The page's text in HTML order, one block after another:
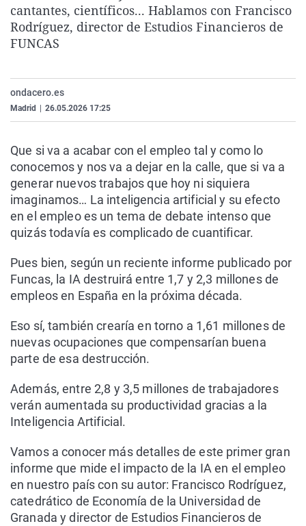
La rosa de los vientos
Gente viajera
Caso
Retornados
Operación Viuda
Extremadura
Galicia
Navarra
Virales
Televisión
cantantes, científicos... Hablamos con Francisco
Rodríguez, director de Estudios Financieros de
FUNCAS
ondacero.es
Madrid 26.05.2026 17:25
Que si va a acabar con el empleo tal y como lo
conocemos y nos va a dejar en la calle, que si va a
generar nuevos trabajos que hoy ni siquiera
imaginamos… La inteligencia artificial y su efecto
en el empleo es un tema de debate intenso que
quizás todavía es complicado de cuantificar.
Pues bien, según un reciente informe publicado por
Funcas, la IA destruirá entre 1,7 y 2,3 millones de
empleos en España en la próxima década.
Eso sí, también crearía en torno a 1,61 millones de
nuevas ocupaciones que compensarían buena
parte de esa destrucción.
Además, entre 2,8 y 3,5 millones de trabajadores
verán aumentada su productividad gracias a la
Inteligencia Artificial.
Vamos a conocer más detalles de este primer gran
informe que mide el impacto de la IA en el empleo
en nuestro país con su autor: Francisco Rodríguez,
catedrático de Economía de la Universidad de
Granada y director de Estudios Financieros de